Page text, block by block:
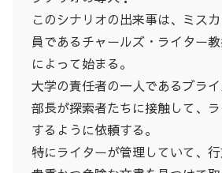
このシナリオの出来事は、ミス
員であるチャールズ・ライター
によって始まる。
大学の責任者の一人であるブラ
部長が探索者たちに接触して、
するように依頼する。
特にライターが管理していて、